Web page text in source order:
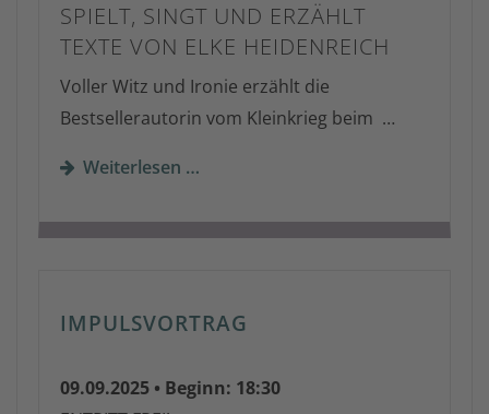
SPIELT, SINGT UND ERZÄHLT
TEXTE VON ELKE HEIDENREICH
Voller Witz und Ironie erzählt die
Bestsellerautorin vom Kleinkrieg beim …
Weiterlesen …
IMPULSVORTRAG
09.09.2025 • Beginn: 18:30